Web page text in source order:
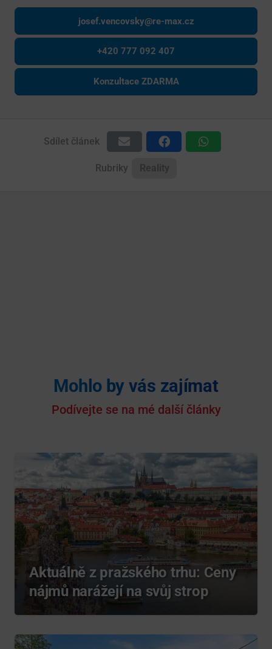
josef.vencovsky@re-max.cz
+420 777 092 407
Konzultace ZDARMA
Sdílet článek
Rubriky
Mohlo by vás zajímat
Podívejte se na mé další články
Aktuálně z pražského trhu: Ceny
nájmů narážejí na svůj strop